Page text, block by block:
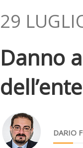
29
Danno
DARIO